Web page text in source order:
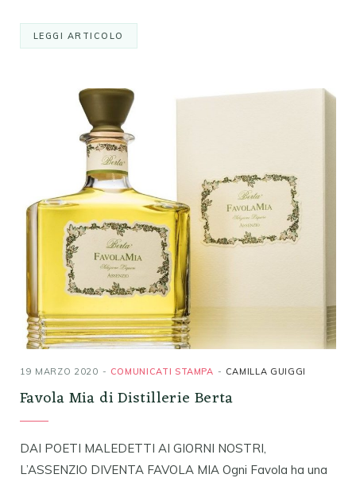
LEGGI ARTICOLO
19 MARZO 2020 COMUNICATI STAMPA CAMILLA GUIGGI
Favola Mia di Distillerie Berta
DAI POETI MALEDETTI AI GIORNI NOSTRI,
L’ASSENZIO DIVENTA FAVOLA MIA Ogni Favola ha una